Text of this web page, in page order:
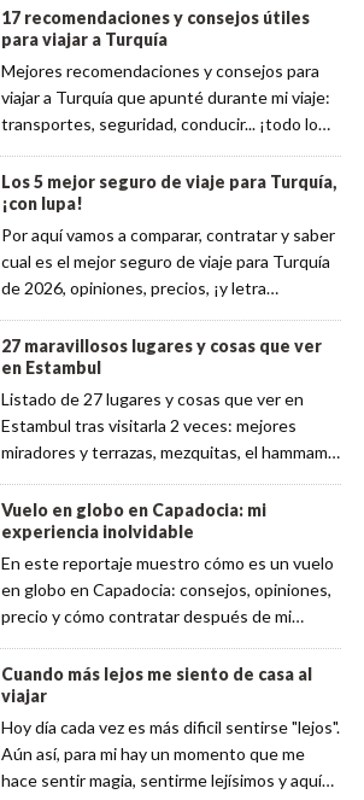
17 recomendaciones y consejos útiles
para viajar a Turquía
Mejores recomendaciones y consejos para
viajar a Turquía que apunté durante mi viaje:
transportes, seguridad, conducir... ¡todo lo
Los 5 mejor seguro de viaje para Turquía,
¡con lupa!
Por aquí vamos a comparar, contratar y saber
cual es el mejor seguro de viaje para Turquía
de 2026, opiniones, precios, ¡y letra
27 maravillosos lugares y cosas que ver
en Estambul
Listado de 27 lugares y cosas que ver en
Estambul tras visitarla 2 veces: mejores
miradores y terrazas, mezquitas, el hammam,
Vuelo en globo en Capadocia: mi
experiencia inolvidable
En este reportaje muestro cómo es un vuelo
en globo en Capadocia: consejos, opiniones,
precio y cómo contratar después de mi
Cuando más lejos me siento de casa al
viajar
Hoy día cada vez es más dificil sentirse "lejos".
Aún así, para mi hay un momento que me
hace sentir magia, sentirme lejísimos y aquí